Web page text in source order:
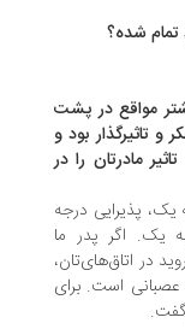
در پشت
بود و
را در
درجه
پدر ما
است. برای